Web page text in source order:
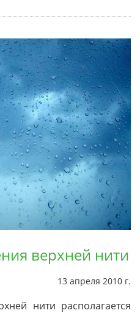
верхней нити
13 апреля 2010 г.
нити располагается